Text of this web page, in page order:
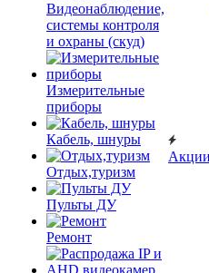
Видеонаблюдение,
системы контроля
и охраны (скуд)
Измерительные
приборы
Кабель, шнуры
Отдых,туризм
Пульты ДУ
Ремонт
Акции